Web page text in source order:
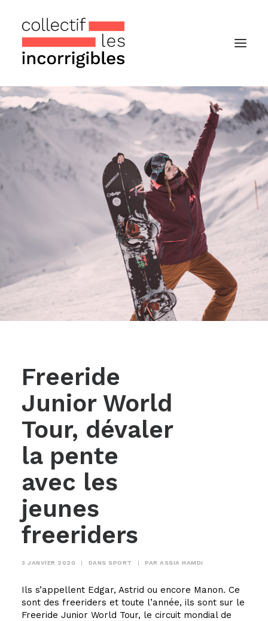
Accueil
Le collectif
Notre « Incolettre » mensuelle
Freeride
Junior World
Tour, dévaler
la pente
avec les
jeunes
freeriders
3 JANVIER 2020 | DANS SPORT | PAR ASSIA HAMDI
Ils s’appellent Edgar, Astrid ou encore Manon. Ce
sont des freeriders et toute l’année, ils sont sur le
Freeride Junior World Tour, le circuit mondial de